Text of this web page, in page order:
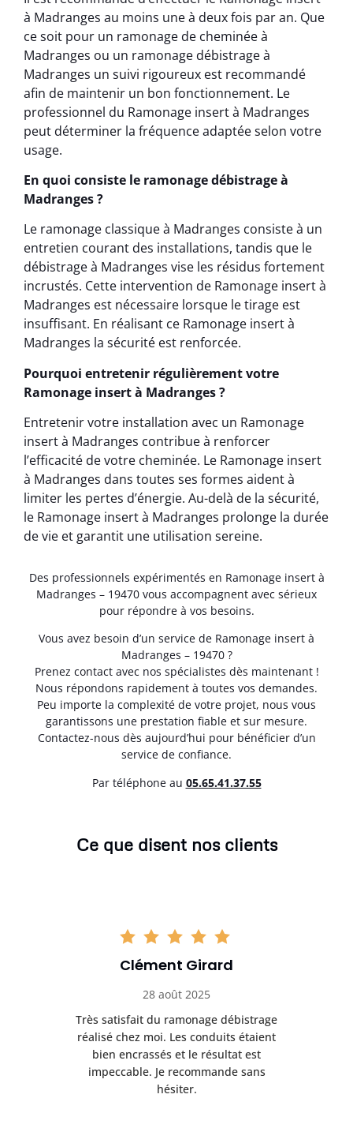
à Madranges au moins une à deux fois par an. Que
ce soit pour un ramonage de cheminée à
Madranges ou un ramonage débistrage à
Madranges un suivi rigoureux est recommandé
afin de maintenir un bon fonctionnement. Le
professionnel du Ramonage insert à Madranges
peut déterminer la fréquence adaptée selon votre
usage.
En quoi consiste le ramonage débistrage à
Madranges ?
Le ramonage classique à Madranges consiste à un
entretien courant des installations, tandis que le
débistrage à Madranges vise les résidus fortement
incrustés. Cette intervention de Ramonage insert à
Madranges est nécessaire lorsque le tirage est
insuffisant. En réalisant ce Ramonage insert à
Madranges la sécurité est renforcée.
Pourquoi entretenir régulièrement votre
Ramonage insert à Madranges ?
Entretenir votre installation avec un Ramonage
insert à Madranges contribue à renforcer
l’efficacité de votre cheminée. Le Ramonage insert
à Madranges dans toutes ses formes aident à
limiter les pertes d’énergie. Au-delà de la sécurité,
le Ramonage insert à Madranges prolonge la durée
de vie et garantit une utilisation sereine.
Des professionnels expérimentés en Ramonage insert à
Madranges – 19470 vous accompagnent avec sérieux
pour répondre à vos besoins.
Vous avez besoin d’un service de Ramonage insert à
Madranges – 19470 ?
Prenez contact avec nos spécialistes dès maintenant !
Nous répondons rapidement à toutes vos demandes.
Peu importe la complexité de votre projet, nous vous
garantissons une prestation fiable et sur mesure.
Contactez-nous dès aujourd’hui pour bénéficier d’un
service de confiance.
Par téléphone au 05.65.41.37.55
Ce que disent nos clients
Clément Girard
28 août 2025
Très satisfait du ramonage débistrage
réalisé chez moi. Les conduits étaient
bien encrassés et le résultat est
impeccable. Je recommande sans
hésiter.